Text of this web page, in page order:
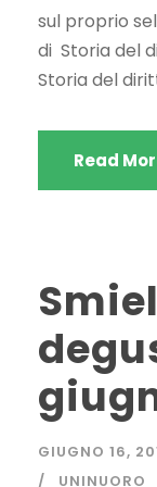
sul proprio
di Storia del
Storia del
Read
GIUGNO 16,
UNINUORO